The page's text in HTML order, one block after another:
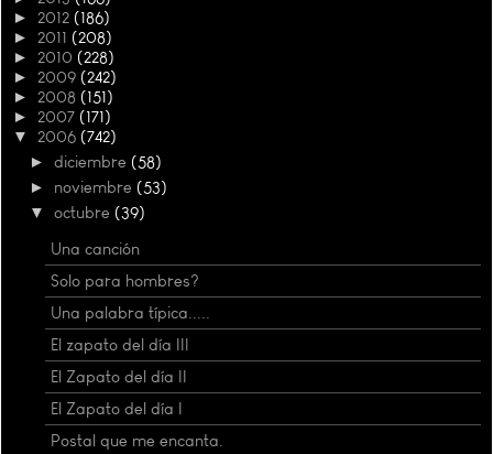
► 2012 (186)
► 2011 (208)
► 2010 (228)
► 2009 (242)
► 2008 (151)
► 2007 (171)
▼ 2006 (742)
► diciembre (58)
► noviembre (53)
▼ octubre (39)
Una canción
Solo para hombres?
Una palabra típica.....
El zapato del día III
El Zapato del día II
El Zapato del día I
Postal que me encanta.